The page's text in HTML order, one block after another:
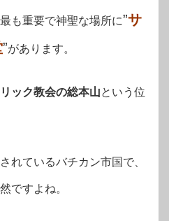
も重要で神聖な場所に”サ
”があります。
ック教会の総本山という位
れているバチカン市国で、
ですよね。